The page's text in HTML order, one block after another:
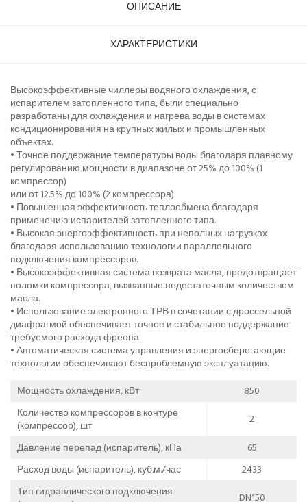
ОПИСАНИЕ
ХАРАКТЕРИСТИКИ
Высокоэффективные чиллеры водяного охлаждения, с
испарителем затопленного типа, были специально
разработаны для охлаждения и нагрева воды в системах
кондиционирования на крупных жилых и промышленных
объектах.
• Точное поддержание температуры воды благодаря плавному
регулированию мощности в диапазоне от 25% до 100% (1
компрессор)
или от 12.5% до 100% (2 компрессора).
• Повышенная эффективность теплообмена благодаря
применению испарителей затопленного типа.
• Высокая энергоэффективность при неполных нагрузках
благодаря использованию технологии параллельного
подключения компрессоров.
• Высокоэффективная система возврата масла, предотвращает
поломки компрессора, вызванные недостаточным количеством
масла.
• Использование электронного ТРВ в сочетании с дроссельной
диафрагмой обеспечивает точное и стабильное поддержание
требуемого расхода фреона.
• Автоматическая система управления и энергосберегающие
технологии обеспечивают беспроблемную эксплуатацию.
Мощность охлаждения, кВт
850
Количество компрессоров в контуре
(компрессор), шт
2
Давление перепад (испаритель), кПа
65
Расход воды (испаритель), куб.м./час
2433
Тип гидравлического подключения
DN150